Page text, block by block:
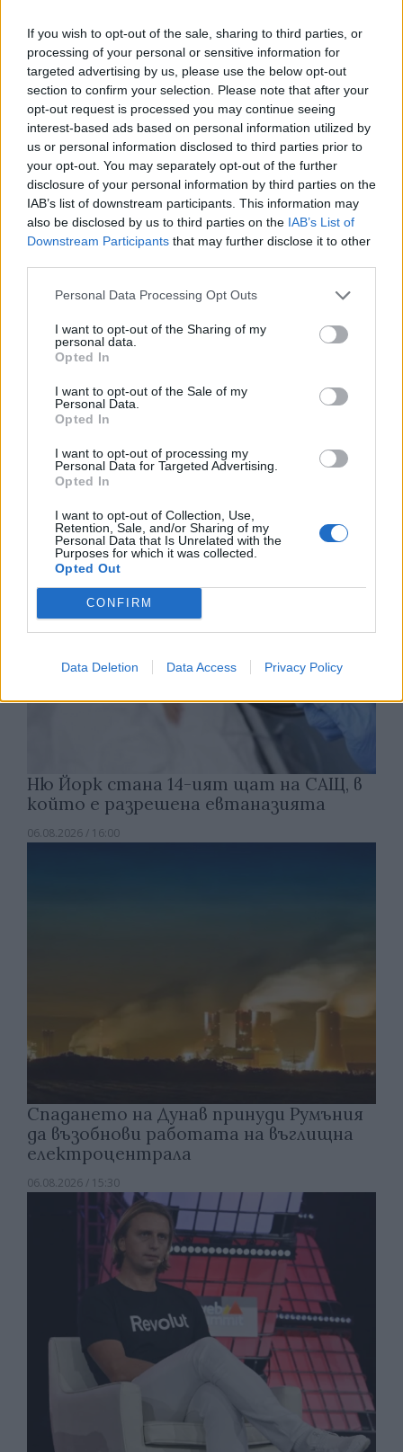
If you wish to opt-out of the sale, sharing to third parties, or
processing of your personal or sensitive information for
targeted advertising by us, please use the below opt-out
section to confirm your selection. Please note that after your
opt-out request is processed you may continue seeing
interest-based ads based on personal information utilized by
us or personal information disclosed to third parties prior to
your opt-out. You may separately opt-out of the further
disclosure of your personal information by third parties on the
IAB’s list of downstream participants. This information may
also be disclosed by us to third parties on the IAB’s List of
Downstream Participants that may further disclose it to other
Personal Data Processing Opt Outs
I want to opt-out of the Sharing of my
personal data.
Opted In
I want to opt-out of the Sale of my
Personal Data.
Opted In
I want to opt-out of processing my
Personal Data for Targeted Advertising.
Opted In
I want to opt-out of Collection, Use,
Retention, Sale, and/or Sharing of my
Personal Data that Is Unrelated with the
Purposes for which it was collected.
Opted Out
CONFIRM
Data Deletion Data Access Privacy Policy
Френска инвестиция активира
изграждането на интерконектора
между Гърция и Кипър
06.08.2026 / 17:06
Износът на електромобили от Китай
е нараснал със 120%
Ню Йорк стана 14-ият щат на САЩ, в
който е разрешена евтаназията
06.08.2026 / 16:00
Спадането на Дунав принуди Румъния
да възобнови работата на въглищна
електроцентрала
06.08.2026 / 15:30